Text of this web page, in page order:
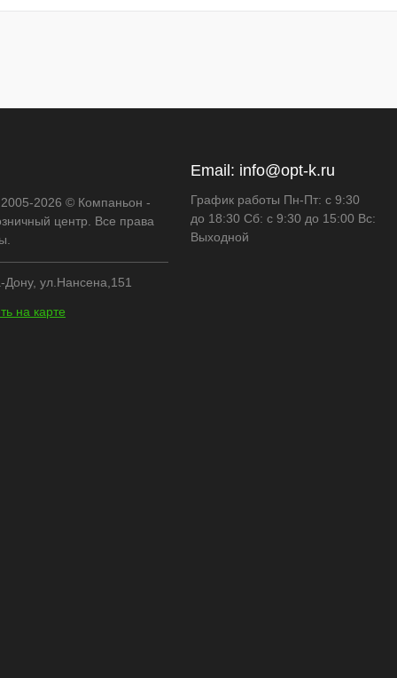
2026 © Компаньон -
центр. Все права
Дону, ул.Нансена,151
на карте
Email: info@opt-k.ru
График работы Пн-Пт: с 9:30
до 18:30 Сб: с 9:30 до 15:00 Вс:
Выходной